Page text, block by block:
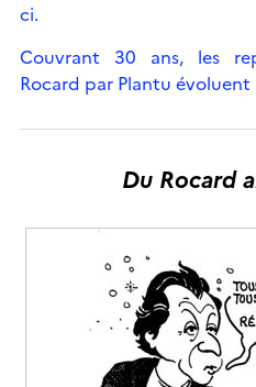
ci.
Couvrant 30 ans, les
Rocard par Plantu
Du Rocard